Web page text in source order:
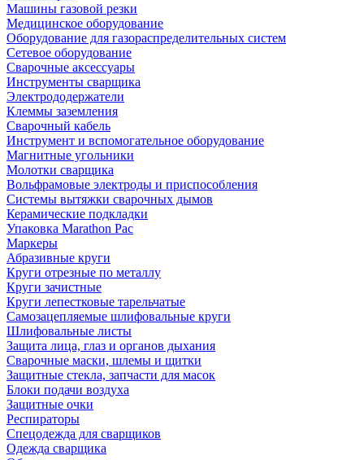
Машины газовой резки
Медицинское оборудование
Оборудование для газораспределительных систем
Сетевое оборудование
Сварочные аксессуары
Инструменты сварщика
Электрододержатели
Клеммы заземления
Сварочный кабель
Инструмент и вспомогательное оборудование
Магнитные угольники
Молотки сварщика
Вольфрамовые электроды и приспособления
Системы вытяжки сварочных дымов
Керамические подкладки
Упаковка Marathon Pac
Маркеры
Абразивные круги
Круги отрезные по металлу
Круги зачистные
Круги лепестковые тарельчатые
Самозацепляемые шлифовальные круги
Шлифовальные листы
Защита лица, глаз и органов дыхания
Сварочные маски, шлемы и щитки
Защитные стекла, запчасти для масок
Блоки подачи воздуха
Защитные очки
Респираторы
Спецодежда для сварщиков
Одежда сварщика